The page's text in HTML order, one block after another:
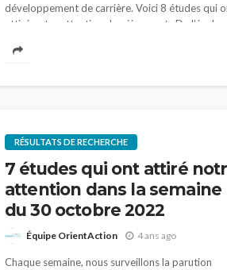
développement de carrière. Voici 8 études qui
attiré notre attention dernièrement. De l’école
RÉSULTATS DE RECHERCHE
7 études qui ont attiré
attention dans la semaine
du 30 octobre 2022
Équipe OrientAction 4 ans ago
Chaque semaine, nous surveillons la parution